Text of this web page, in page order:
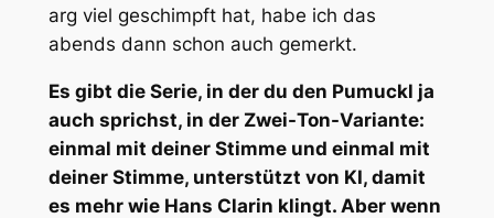
arg viel geschimpft hat, habe ich das
abends dann schon auch gemerkt.
Es gibt die Serie, in der du den Pumuckl ja
auch sprichst, in der Zwei-Ton-Variante:
einmal mit deiner Stimme und einmal mit
deiner Stimme, unterstützt von KI, damit
es mehr wie Hans Clarin klingt. Aber wenn